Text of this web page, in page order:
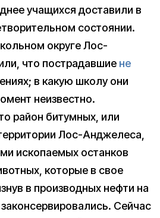
учащихся доставили в
состоянии.
округе Лос-
что пострадавшие не
в какую школу они
неизвестно.
район битумных, или
Лос-Анджелеса,
ископаемых останков
которые в свое
в производных нефти на
Сейчас